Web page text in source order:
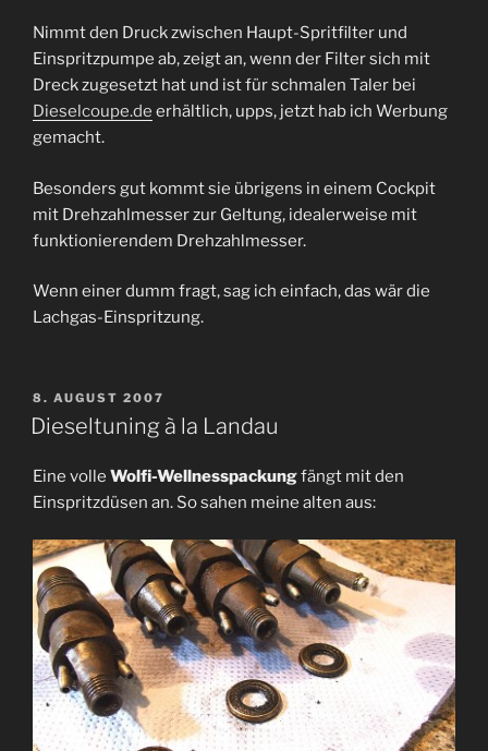
Nimmt den Druck zwischen Haupt-Spritfilter und
Einspritzpumpe ab, zeigt an, wenn der Filter sich mit
Dreck zugesetzt hat und ist für schmalen Taler bei
Dieselcoupe.de erhältlich, upps, jetzt hab ich Werbung
gemacht.
Besonders gut kommt sie übrigens in einem Cockpit
mit Drehzahlmesser zur Geltung, idealerweise mit
funktionierendem Drehzahlmesser.
Wenn einer dumm fragt, sag ich einfach, das wär die
Lachgas-Einspritzung.
VERÖFFENTLICHT
AM
8. AUGUST 2007
Dieseltuning à la Landau
Eine volle Wolfi-Wellnesspackungfängt mit den
Einspritzdüsen an. So sahen meine alten aus: